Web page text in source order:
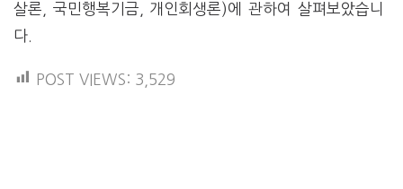
살론, 국민행복기금, 개인회생론)에 관하여 살펴보았습니
다.
POST VIEWS: 3,529